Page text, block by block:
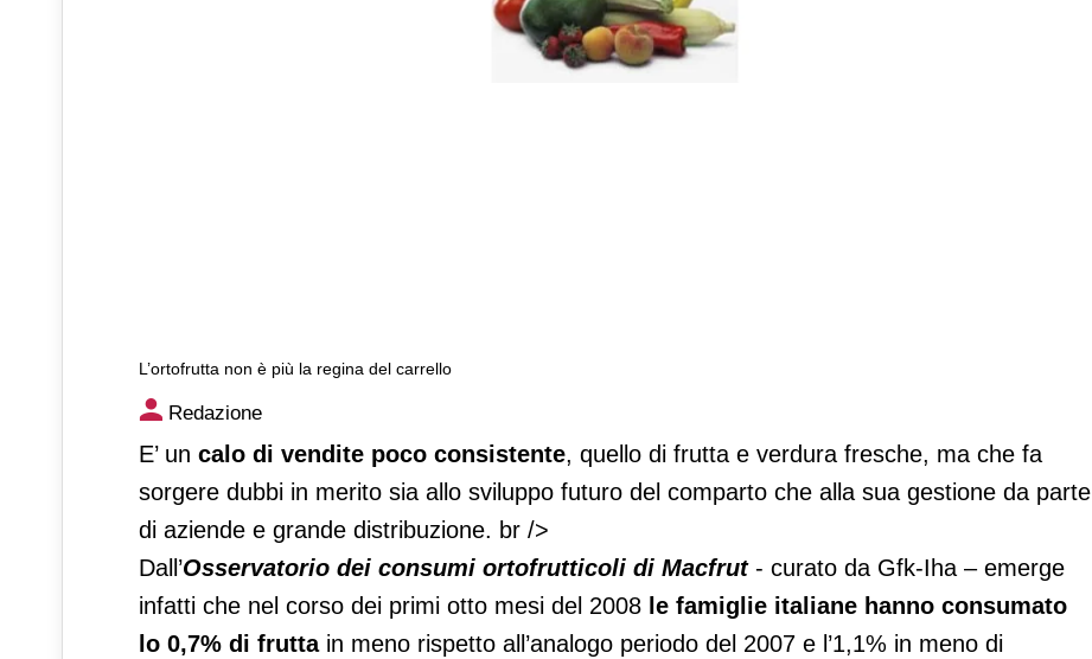
L’ortofrutta non è più la regina del carrello
L’ortofrutta non è più la regina del carrello
Redazione
E’ un calo di vendite poco consistente, quello di frutta e verdura fresche, ma che fa
sorgere dubbi in merito sia allo sviluppo futuro del comparto che alla sua gestione da parte
di aziende e grande distribuzione. br />
Dall’Osservatorio dei consumi ortofrutticoli di Macfrut- curato da Gfk-Iha – emerge
infatti che nel corso dei primi otto mesi del 2008 le famiglie italiane hanno consumato
lo 0,7% di fruttain meno rispetto all’analogo periodo del 2007 e l’1,1% in meno di